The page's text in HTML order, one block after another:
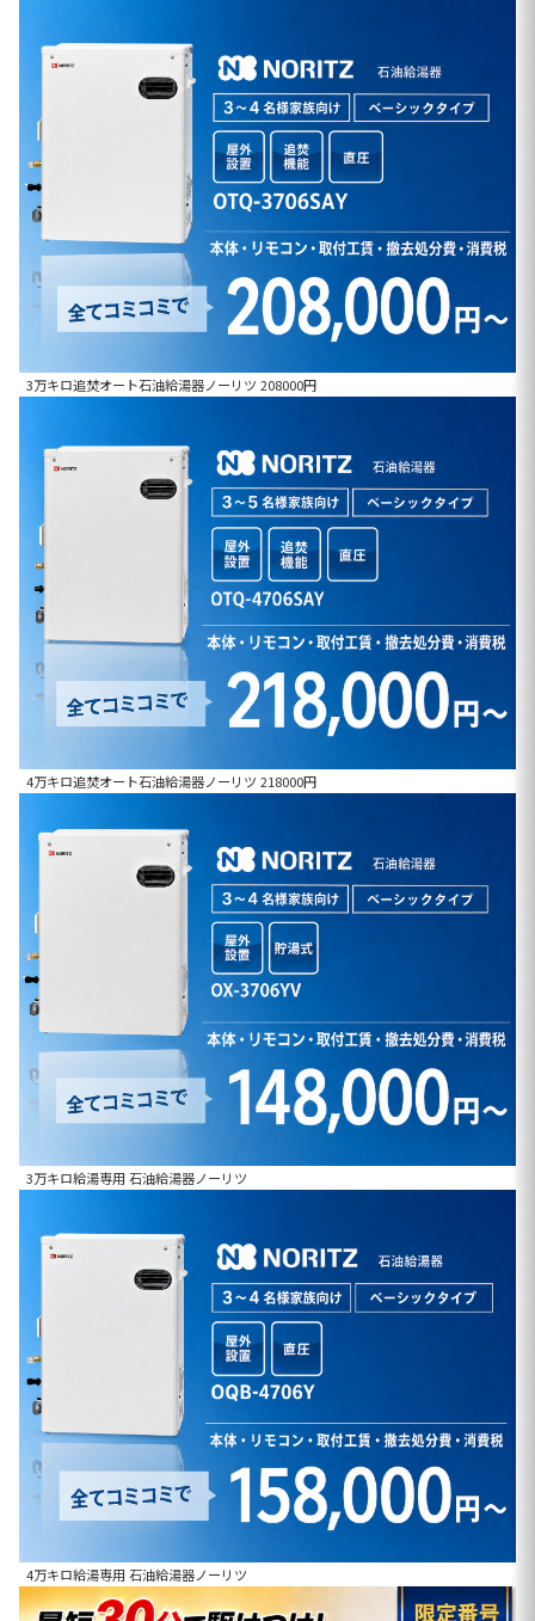
3万キロ追焚オート石油給湯器ノーリツ 208000円
4万キロ追焚オート石油給湯器ノーリツ 218000円
3万キロ給湯専用 石油給湯器ノーリツ
4万キロ給湯専用 石油給湯器ノーリツ